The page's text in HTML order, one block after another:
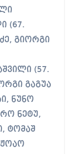
(67.
გიორგი
(57.
გაგუა
ნუნო
ნეტუ,
ტომაშ